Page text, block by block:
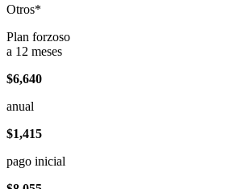
Otros*
Plan forzoso
a 12 meses
$6,640
anual
$1,415
pago inicial